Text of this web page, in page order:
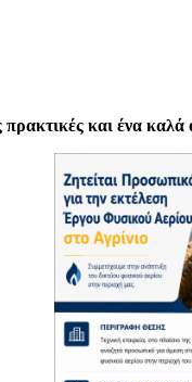
και ένα καλά